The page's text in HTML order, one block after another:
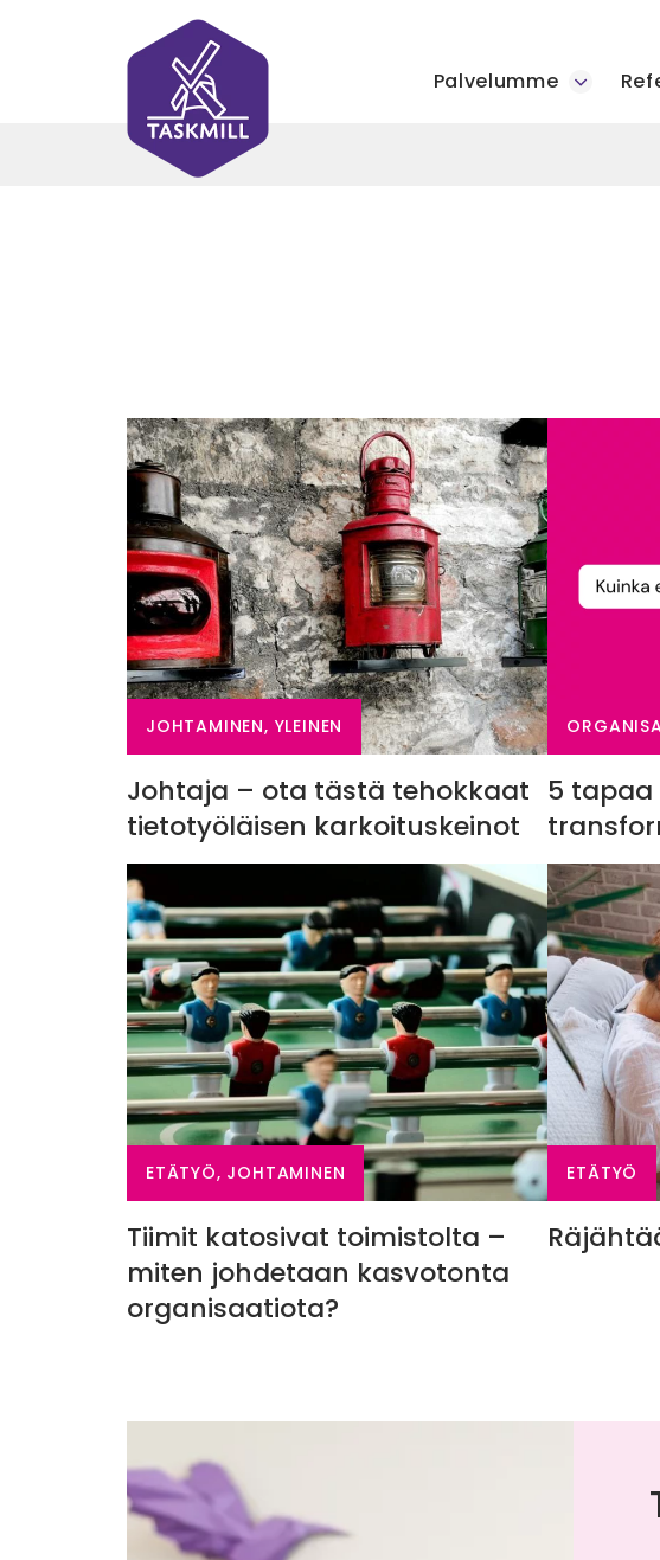
Palvelumme
JOHTAMINEN, YLEINEN
Johtaja – ota tästä tehokkaat
tietotyöläisen karkoituskeinot
5
ETÄTYÖ, JOHTAMINEN
Tiimit katosivat toimistolta –
miten johdetaan kasvotonta
organisaatiota?
ETÄTYÖ